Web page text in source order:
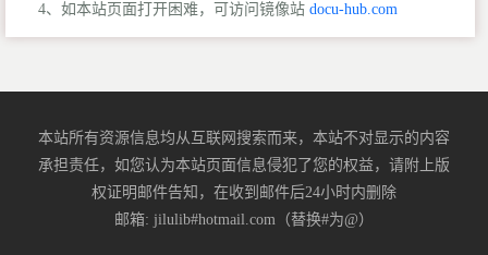
4、如本站页面打开困难，可访问镜像站 docu-hub.com
本站所有资源信息均从互联网搜索而来，本站不对显示的内容
承担责任，如您认为本站页面信息侵犯了您的权益，请附上版
权证明邮件告知，在收到邮件后24小时内删除
邮箱: jilulib#hotmail.com（替换#为@）